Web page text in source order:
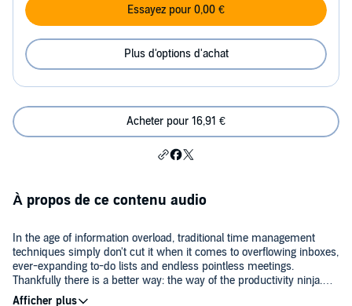
Essayez pour 0,00 €
Plus d'options d'achat
Acheter pour 16,91 €
À propos de ce contenu audio
In the age of information overload, traditional time management
techniques simply don't cut it when it comes to overflowing inboxes,
ever-expanding to-do lists and endless pointless meetings.
Thankfully there is a better way: the way of the productivity ninja.
Using techniques including ruthlessness, mindfulness, Zenlike calm